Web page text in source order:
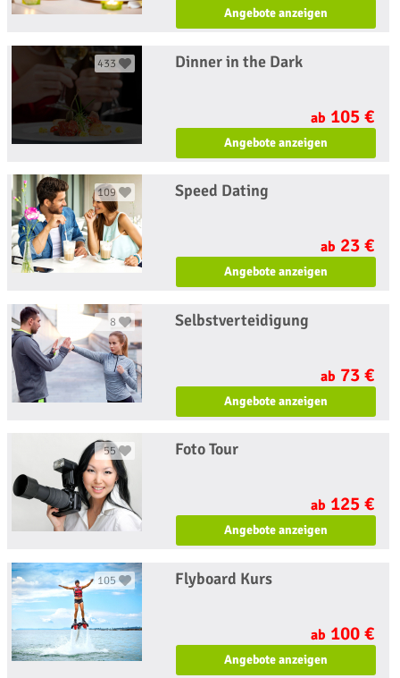
Angebote anzeigen
433 Dinner in the Dark
ab 105 €
Angebote anzeigen
109 Speed Dating
ab 23 €
Angebote anzeigen
8 Selbstverteidigung
ab 73 €
Angebote anzeigen
55 Foto Tour
ab 125 €
Angebote anzeigen
105 Flyboard Kurs
ab 100 €
Angebote anzeigen